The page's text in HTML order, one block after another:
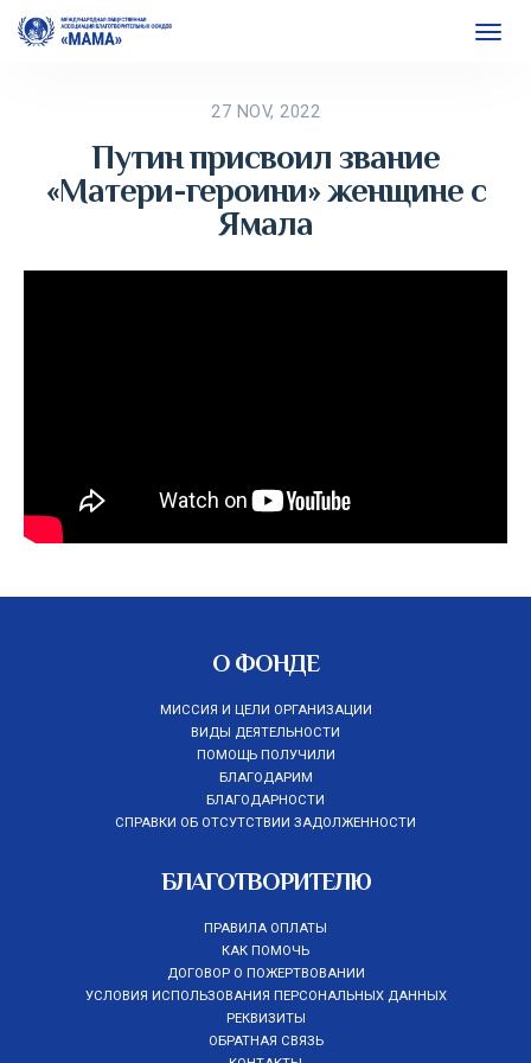
27 NOV, 2022
Путин присвоил звание
«Матери-героини» женщине с
Ямала
О ФОНДЕ
МИССИЯ И ЦЕЛИ ОРГАНИЗАЦИИ
ВИДЫ ДЕЯТЕЛЬНОСТИ
ПОМОЩЬ ПОЛУЧИЛИ
БЛАГОДАРИМ
БЛАГОДАРНОСТИ
СПРАВКИ ОБ ОТСУТСТВИИ ЗАДОЛЖЕННОСТИ
БЛАГОТВОРИТЕЛЮ
ПРАВИЛА ОПЛАТЫ
КАК ПОМОЧЬ
ДОГОВОР О ПОЖЕРТВОВАНИИ
УСЛОВИЯ ИСПОЛЬЗОВАНИЯ ПЕРСОНАЛЬНЫХ ДАННЫХ
РЕКВИЗИТЫ
ОБРАТНАЯ СВЯЗЬ